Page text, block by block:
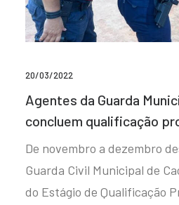
20/03/2022
Agentes da Guarda
concluem qualificação
De novembro a dezembro
Guarda Civil Municipal de
do Estágio de Qualificação